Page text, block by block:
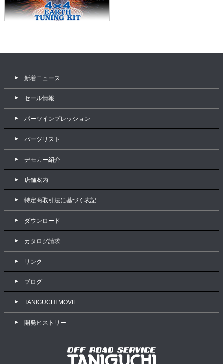
新着ニュース
セール情報
パーツインプレッション
パーツリスト
デモカー紹介
店舗案内
特定商取引法に基づく表記
ダウンロード
カタログ請求
リンク
ブログ
TANIGUCHI MOVIE
開発ヒストリー